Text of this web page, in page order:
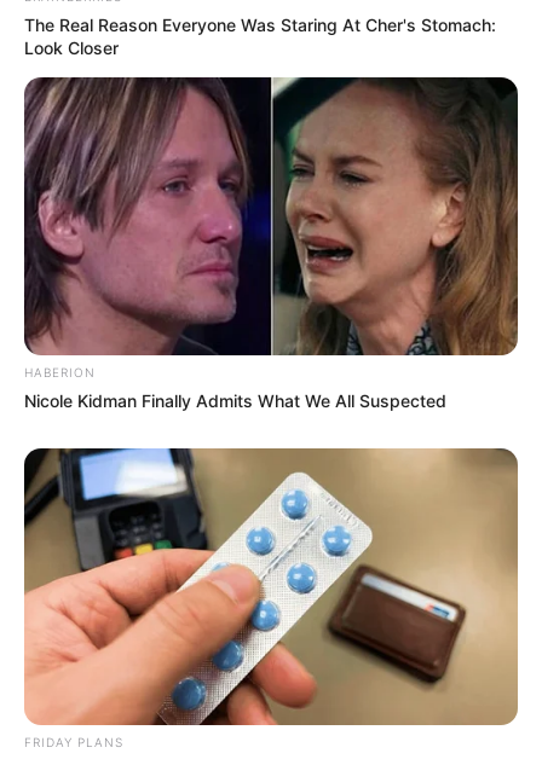
The Real Reason Everyone Was Staring At Cher's Stomach:
Look Closer
HABERION
Nicole Kidman Finally Admits What We All Suspected
FRIDAY PLANS